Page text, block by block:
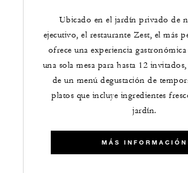
Ubicado en el jardín privado de
ejecutivo, el restaurante Zest, el más
ofrece una experiencia
una sola mesa para hasta 12
de un menú degustación de
platos que incluye ingredientes
jardín.
MÁS INFORMACIÓN